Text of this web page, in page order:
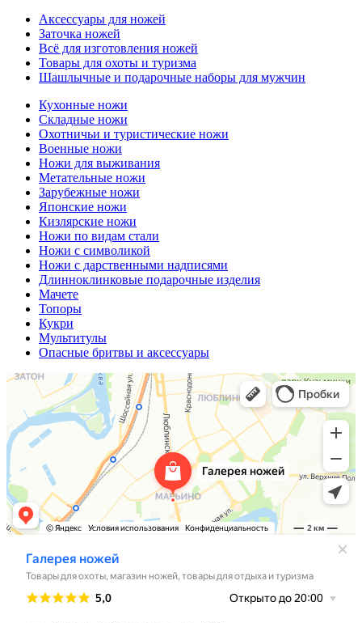
Аксессуары для ножей
Заточка ножей
Всё для изготовления ножей
Товары для охоты и туризма
Шашлычные и подарочные наборы для мужчин
Кухонные ножи
Складные ножи
Охотничьи и туристические ножи
Военные ножи
Ножи для выживания
Метательные ножи
Зарубежные ножи
Японские ножи
Кизлярские ножи
Ножи по видам стали
Ножи с символикой
Ножи с дарственными надписями
Длинноклинковые подарочные изделия
Мачете
Топоры
Кукри
Мультитулы
Опасные бритвы и аксессуары